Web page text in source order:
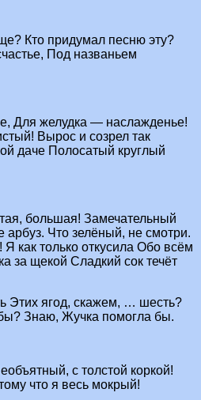
Кто придумал песню эту?
Под названьем
Для желудка — наслажденье!
Вырос и созрел так
даче Полосатый круглый
большая! Замечательный
арбуз. Что зелёный, не смотри.
как только откусила Обо всём
за щекой Сладкий сок течёт
Этих ягод, скажем, … шесть?
Знаю, Жучка помогла бы.
с толстой коркой!
что я весь мокрый!